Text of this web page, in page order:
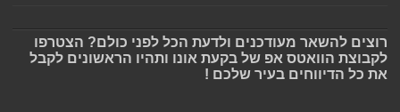
רוצים להשאר מעודכנים ולדעת הכל לפני כולם? הצטרפו
לקבוצת הוואטס אפ של בקעת אונו ותהיו הראשונים לקבל
את כל הדיווחים בעיר שלכם !